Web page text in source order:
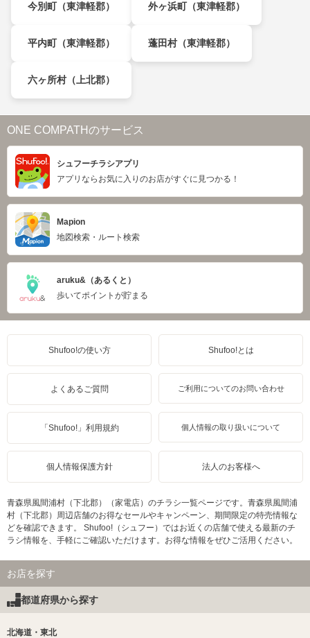
今別町（東津軽郡） 外ヶ浜町（東津軽郡）
平内町（東津軽郡） 蓬田村（東津軽郡）
六ヶ所村（上北郡）
ONE COMPATHのサービス
シュフーチラシアプリ
アプリならお気に入りのお店がすぐに見つかる！
Mapion
地図検索・ルート検索
aruku&（あるくと）
歩いてポイントが貯まる
Shufoo!の使い方 Shufoo!とは
よくあるご質問 ご利用についてのお問い合わせ
「Shufoo!」利用規約 個人情報の取り扱いについて
個人情報保護方針 法人のお客様へ
青森県風間浦村（下北郡）（家電店）のチラシ一覧ページです。青森県風間浦
村（下北郡）周辺店舗のお得なセールやキャンペーン、期間限定の特売情報な
どを確認できます。 Shufoo!（シュフー）ではお近くの店舗で使える最新のチ
ラシ情報を、手軽にご確認いただけます。お得な情報をぜひご活用ください。
お店を探す
都道府県から探す
北海道・東北